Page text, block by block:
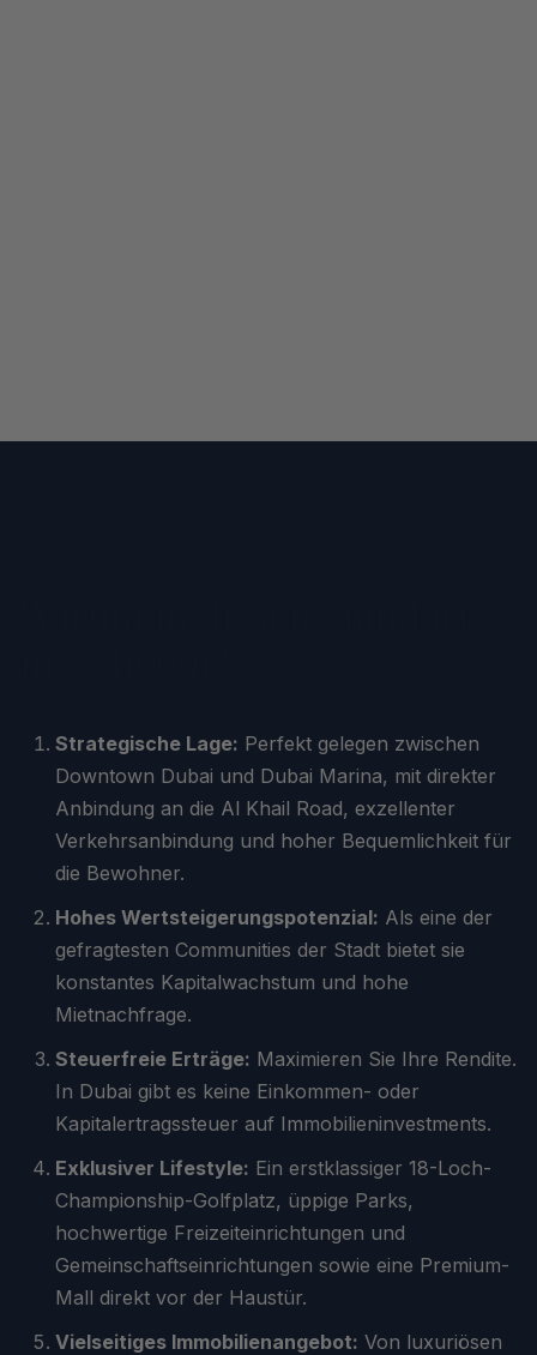
Strategische Lage: Perfekt gelegen zwischen
Downtown Dubai und Dubai Marina, mit direkter
Anbindung an die Al Khail Road, exzellenter
Verkehrsanbindung und hoher Bequemlichkeit für
die Bewohner.
Hohes Wertsteigerungspotenzial: Als eine der
gefragtesten Communities der Stadt bietet sie
konstantes Kapitalwachstum und hohe
Mietnachfrage.
Steuerfreie Erträge: Maximieren Sie Ihre Rendite.
In Dubai gibt es keine Einkommen- oder
Kapitalertragssteuer auf Immobilieninvestments.
Exklusiver Lifestyle: Ein erstklassiger 18-Loch-
Championship-Golfplatz, üppige Parks,
hochwertige Freizeiteinrichtungen und
Gemeinschaftseinrichtungen sowie eine Premium-
Mall direkt vor der Haustür.
Vielseitiges Immobilienangebot: Von luxuriösen